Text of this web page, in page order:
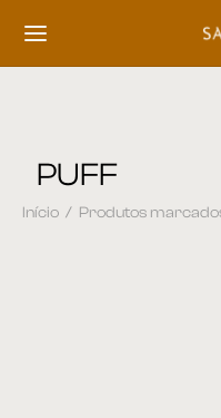
PUFF
Início / Produtos